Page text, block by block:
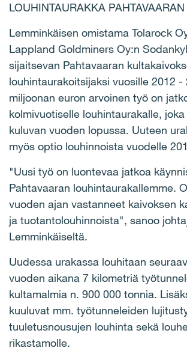
LOUHINTAURAKKA
Lemminkäisen omistama Tolarock
Lappland Goldminers Oy:n
sijaitsevan Pahtavaaran
louhintaurakoitsijaksi vuosille 2012 -
miljoonan euron arvoinen työ on
kolmivuotiselle louhintaurakalle,
kuluvan vuoden lopussa. Uuteen
myös optio louhinnoista vuodelle
"Uusi työ on luontevaa jatkoa
Pahtavaaran louhintaurakallemme.
vuoden ajan vastanneet kaivoksen
ja tuotantolouhinnoista", sanoo
Lemminkäiseltä.
Uudessa urakassa louhitaan
vuoden aikana 7 kilometriä
kultamalmia n. 900 000 tonnia.
kuuluvat mm. työtunneleiden
tuuletusnousujen louhinta sekä
rikastamolle.